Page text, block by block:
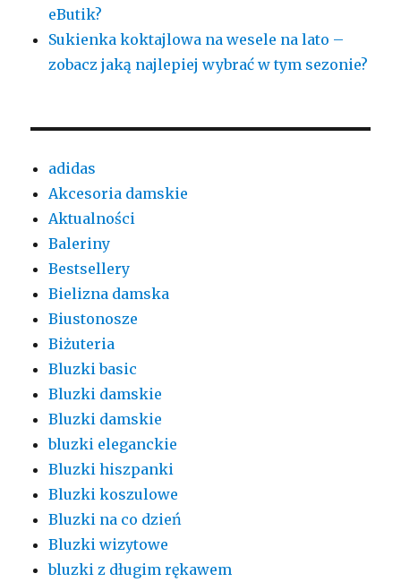
eButik?
Sukienka koktajlowa na wesele na lato –
zobacz jaką najlepiej wybrać w tym sezonie?
adidas
Akcesoria damskie
Aktualności
Baleriny
Bestsellery
Bielizna damska
Biustonosze
Biżuteria
Bluzki basic
Bluzki damskie
Bluzki damskie
bluzki eleganckie
Bluzki hiszpanki
Bluzki koszulowe
Bluzki na co dzień
Bluzki wizytowe
bluzki z długim rękawem